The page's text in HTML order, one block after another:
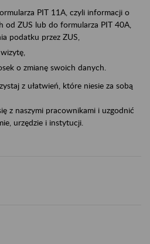
PIT 11A, czyli informacji o
od ZUS lub do formularza PIT 40A,
podatku przez ZUS,
o zmianę swoich danych.
z ułatwień, które niesie za sobą
z naszymi pracownikami i uzgodnić
urzędzie i instytucji.